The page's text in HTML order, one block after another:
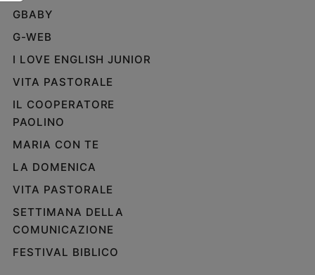
Cinema,
e
streaming
Arte
Famiglia
educazione
Genitori
figli
Nonni
Coppia
GBABY
G-WEB
I LOVE ENGLISH JUNIOR
VITA PASTORALE
IL COOPERATORE
PAOLINO
MARIA CON TE
LA DOMENICA
VITA PASTORALE
SETTIMANA DELLA
COMUNICAZIONE
FESTIVAL BIBLICO